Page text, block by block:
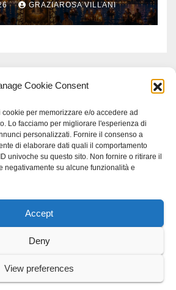
Cookie Consent
per memorizzare e/o accedere ad
Lo facciamo per migliorare l'esperienza di
personalizzati. Fornire il consenso a
di elaborare dati quali il comportamento
univoche su questo sito. Non fornire o ritirare il
negativamente su alcune funzionalità e
Accept
Deny
View preferences
GRAZIAROSA VILLANI
|Tema: Newspaperex di
Scienzastudio specialistico bracciano